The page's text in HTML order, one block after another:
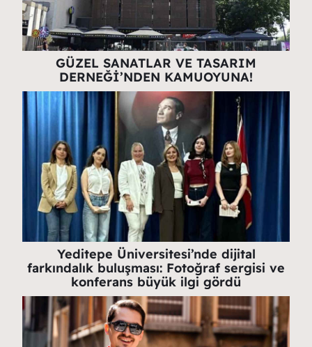
GÜZEL SANATLAR VE TASARIM
DERNEĞİ’NDEN KAMUOYUNA!
Yeditepe Üniversitesi’nde dijital
farkındalık buluşması: Fotoğraf sergisi ve
konferans büyük ilgi gördü